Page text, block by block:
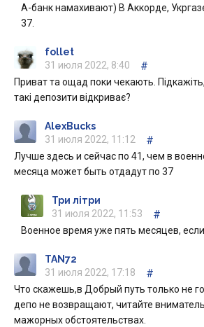
А-банк намахивают) В Аккорде,
37.
follet
31 июля 2022, 8:40
#
Приват та ощад поки чекають.
такі депозити відкриває?
AlexBucks
31 июля 2022, 11:12
#
Лучше здесь и сейчас по 41, чем в
месяца может быть отдадут по 37
Три літри
31 июля 2022, 11:53
#
Военное время уже пять месяцев,
TAN72
31 июля 2022, 17:18
#
Что скажешь,в Добрый путь только не
депо не возвращают, читайте
мажорных обстоятельствах.